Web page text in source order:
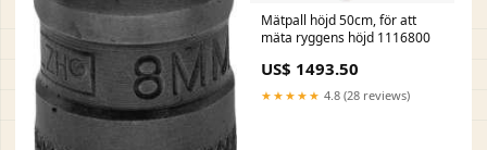
Mätpall höjd 50cm, för att
mäta ryggens höjd 1116800
US$ 1493.50
★★★★★ 4.8 (28 reviews)